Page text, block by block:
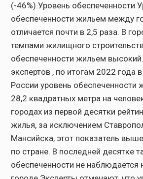
(-46%).Уровень обеспеченности
обеспеченности жильем между
отличается почти в 2,5 раза. В
темпами жилищного
обеспеченности жильем
экспертов , по итогам 2022 года
России уровень обеспеченности
28,2 квадратных метра на
городах из первой десятки
жилья, за исключением
Мансийска, этот показатель
по стране. В последней десятке
обеспеченности не наблюдается